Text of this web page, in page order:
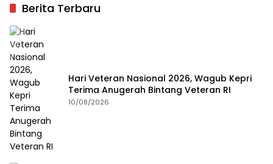
Berita Terbaru
Hari Veteran Nasional 2026, Wagub Kepri
Terima Anugerah Bintang Veteran RI
10/08/2026